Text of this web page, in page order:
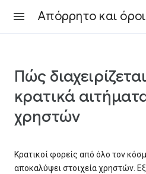
Απόρρητο και όροι
Πώς
κρατικά
χρηστών
Κρατικοί φορείς από όλο τον
αποκαλύψει στοιχεία χρηστών.